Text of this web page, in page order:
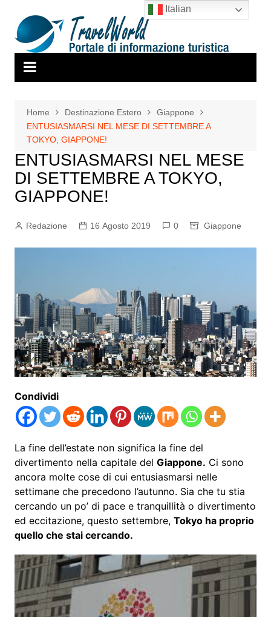
contenuto
Home Destinazione Estero
Giappone
ENTUSIASMARSI NEL MESE DI SETTEMBRE A
TOKYO, GIAPPONE!
ENTUSIASMARSI NEL MESE
DI SETTEMBRE A TOKYO,
GIAPPONE!
Redazione 16 Agosto 2019 0 Giappone
Condividi
La fine dell’estate non significa la fine del
divertimento nella capitale del Giappone. Ci sono
ancora molte cose di cui entusiasmarsi nelle
settimane che precedono l’autunno. Sia che tu stia
cercando un po’ di pace e tranquillità o divertimento
ed eccitazione, questo settembre, Tokyo ha proprio
quello che stai cercando.
Italian